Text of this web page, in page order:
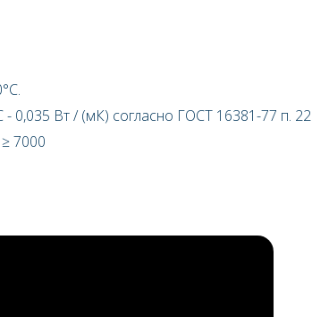
°С.
- 0,035 Вт / (мК) согласно ГОСТ 16381-77 п. 22
≥7000